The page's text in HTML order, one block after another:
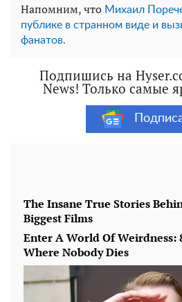
Напомним, что Михаил
публике в странном виде и
фанатов.
Подпишись на
News! Только самые